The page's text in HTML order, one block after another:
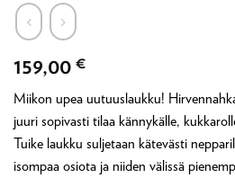
159,00 €
Miikon upea uutuuslaukku!
juuri sopivasti tilaa kännykälle,
Tuike laukku suljetaan kätevästi
isompaa osiota ja niiden välissä